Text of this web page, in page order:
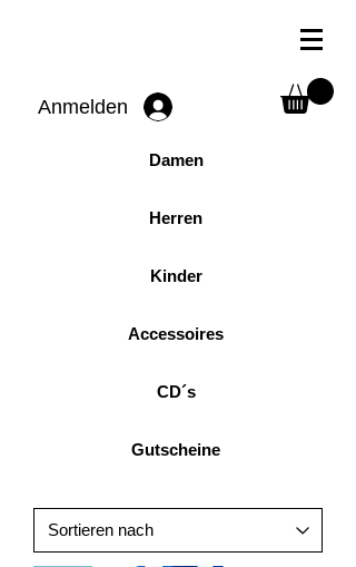
Anmelden
Damen
Herren
Kinder
Accessoires
CD´s
Gutscheine